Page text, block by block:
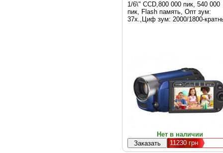
1/6\" CCD,800 000 пик, 540 000
пик, Flash память, Опт зум:
37x.,Циф зум: 2000/1800-
Нет в наличии
11230 грн